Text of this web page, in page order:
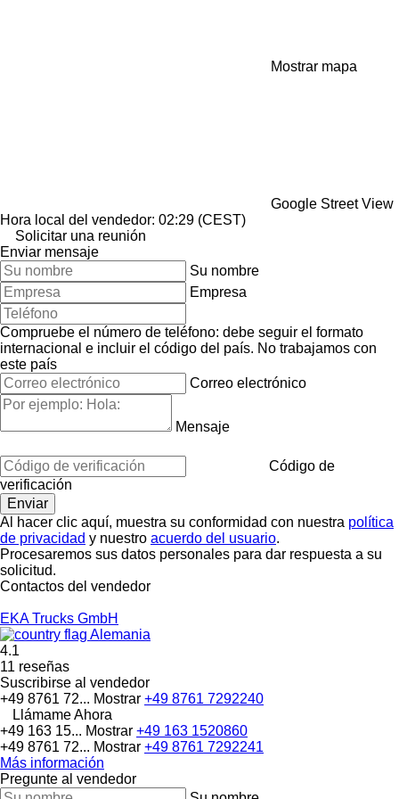
Mostrar mapa
Google Street View
Hora local del vendedor: 02:29 (CEST)
Solicitar una reunión
Enviar mensaje
Su nombre
Empresa
Compruebe el número de teléfono: debe seguir el formato
internacional e incluir el código del país. No trabajamos con
este país
Correo electrónico
Mensaje
Código de
verificación
Al hacer clic aquí, muestra su conformidad con nuestra política
de privacidad y nuestro acuerdo del usuario.
Procesaremos sus datos personales para dar respuesta a su
solicitud.
Contactos del vendedor
EKA Trucks GmbH
Alemania
4.1
11 reseñas
Suscribirse al vendedor
+49 8761 72... Mostrar +49 8761 7292240
Llámame Ahora
+49 163 15... Mostrar +49 163 1520860
+49 8761 72... Mostrar +49 8761 7292241
Más información
Pregunte al vendedor